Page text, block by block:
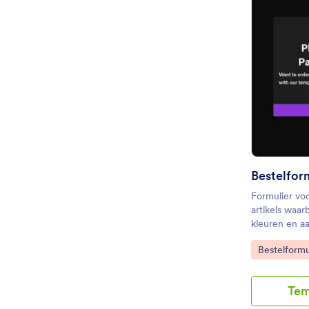
Formulier
artikels
kleuren en
Go to